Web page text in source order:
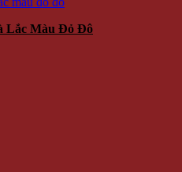
Lắc Màu Đỏ Đô